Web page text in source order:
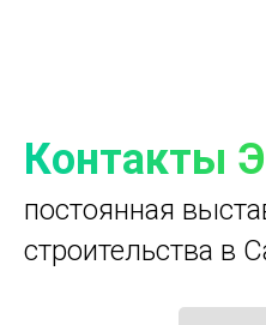
Контакты
постоянная
строительства в